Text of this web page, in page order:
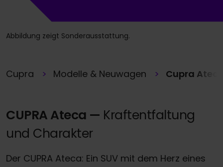
Abbildung zeigt Sonderausstattung.
Cupra Modelle & Neuwagen Cupra
CUPRA Ateca — Kraftentfaltung
und Charakter
Der CUPRA Ateca: Ein SUV mit dem Herz eines